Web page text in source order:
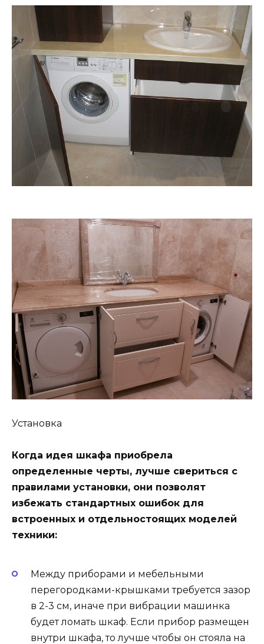
Установка
Когда идея шкафа приобрела
определенные черты, лучше свериться с
правилами установки, они позволят
избежать стандартных ошибок для
встроенных и отдельностоящих моделей
техники:
Между приборами и мебельными
перегородками-крышками требуется зазор
в 2-3 см, иначе при вибрации машинка
будет ломать шкаф. Если прибор размещен
внутри шкафа, то лучше чтобы он стояла на